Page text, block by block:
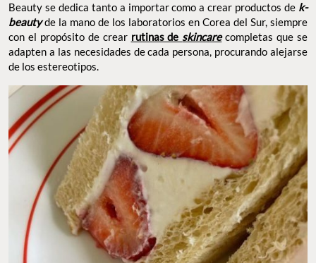
Beauty se dedica tanto a importar como a crear productos de k-
beautyde la mano de los laboratorios en Corea del Sur, siempre
con el propósito de crear rutinas deskincare completas que se
adapten a las necesidades de cada persona, procurando alejarse
de los estereotipos.